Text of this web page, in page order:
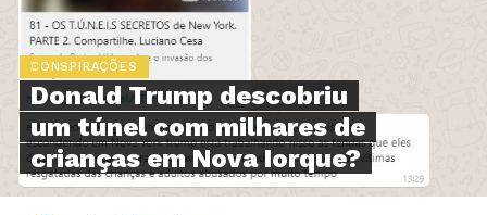
CONSPIRAÇÕES
Donald Trump descobriu
um túnel com milhares de
crianças em Nova Iorque?